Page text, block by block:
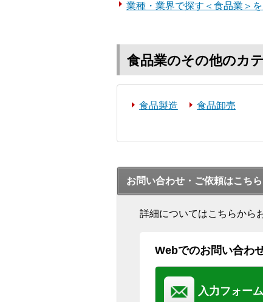
業種・業界で探す＜食品業＞
食品業のその他のカ
食品製造
食品卸売
お問い合わせ・ご依頼はこちら
詳細についてはこちらから
Webでのお問い合わ
入力フォー